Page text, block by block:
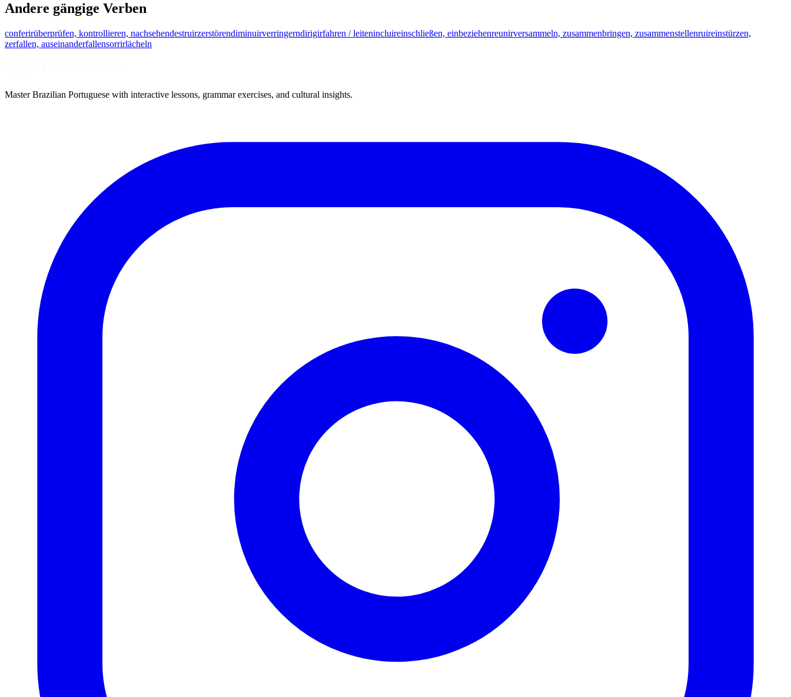
Andere gängige Verben
conferirüberprüfen, kontrollieren, nachsehendestruirzerstörendiminuirverringerndirigirfahren / leitenincluireinschließen, einbeziehenreunirversammeln, zusammenbringen, zusammenstellenruireinstürzen,
zerfallen, auseinanderfallensorrirlächeln
Master Brazilian Portuguese with interactive lessons, grammar exercises, and cultural insights.